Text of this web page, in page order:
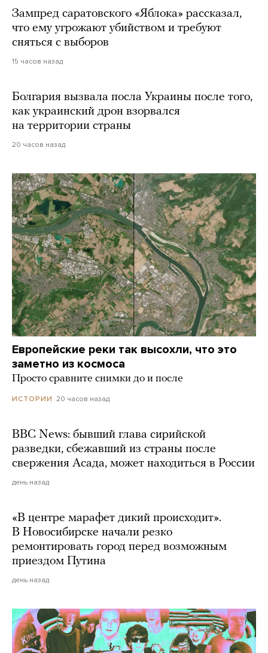
Зампред саратовского «Яблока» рассказал,
что ему угрожают убийством и требуют
сняться с выборов
15 часов назад
Болгария вызвала посла Украины после того,
как украинский дрон взорвался
на территории страны
20 часов назад
Европейские реки так высохли, что это
заметно из космоса
Просто сравните снимки до и после
ИСТОРИИ 20 часов назад
BBC News: бывший глава сирийской
разведки, сбежавший из страны после
свержения Асада, может находиться в России
день назад
«В центре марафет дикий происходит».
В Новосибирске начали резко
ремонтировать город перед возможным
приездом Путина
день назад